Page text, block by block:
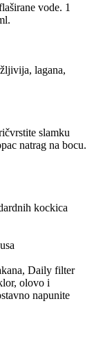
vode. 1
lagana,
slamku
natrag na bocu.
kockica
Daily filter
olovo i
napunite